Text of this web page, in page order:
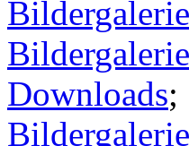
Bildergalerie
Bildergalerie
Downloads;